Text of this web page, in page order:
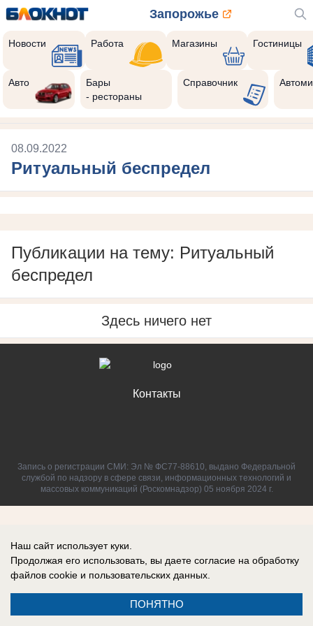
Запорожье
Новости Работа Магазины Гостиницы
Авто
Бары
- рестораны
Справочник
08.09.2022
Ритуальный беспредел
Публикации на тему: Ритуальный
беспредел
Здесь ничего нет
Контакты
Запись о регистрации СМИ: Эл № ФС77-88610, выдано Федеральной
службой по надзору в сфере связи, информационных технологий и
массовых коммуникаций (Роскомнадзор) 05 ноября 2024 г.
Наш сайт использует куки.
Продолжая его использовать, вы даете согласие на обработку
файлов cookie и пользовательских данных.
ПОНЯТНО